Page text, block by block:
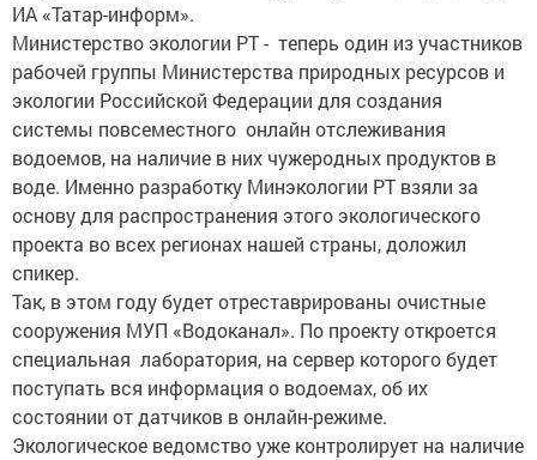
ИА «Татар-информ».
Министерство экологии РТ - теперь один из участников
рабочей группы Министерства природных ресурсов и
экологии Российской Федерации для создания
системы повсеместного онлайн отслеживания
водоемов, на наличие в них чужеродных продуктов в
воде. Именно разработку Минэкологии РТ взяли за
основу для распространения этого экологического
проекта во всех регионах нашей страны, доложил
спикер.
Так, в этом году будет отреставрированы очистные
сооружения МУП «Водоканал». По проекту откроется
специальная лаборатория, на сервер которого будет
поступать вся информация о водоемах, об их
состоянии от датчиков в онлайн-режиме.
Экологическое ведомство уже контролирует на наличие